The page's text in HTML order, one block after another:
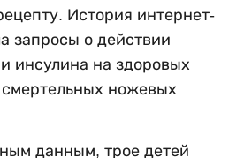
История интернет-
запросы о действии
инсулина на здоровых
ножевых
данным, трое детей